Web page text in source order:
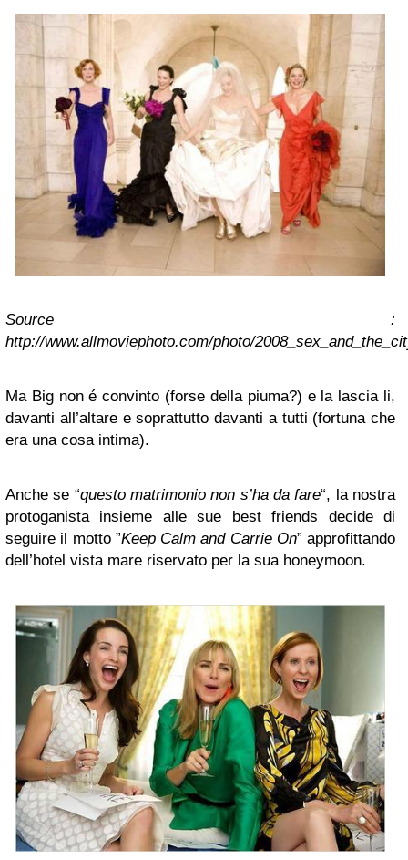
Source :
http://www.allmoviephoto.com/photo/
Ma Big non é convinto (forse della piuma?) e la lascia li,
davanti all’altare e soprattutto davanti a tutti (fortuna che
era una cosa intima).
Anche se “questo matrimonio non s’ha da fare“, la nostra
protoganista insieme alle sue best friends decide di
seguire il motto ”Keep Calm and Carrie On” approfittando
dell’hotel vista mare riservato per la sua honeymoon.